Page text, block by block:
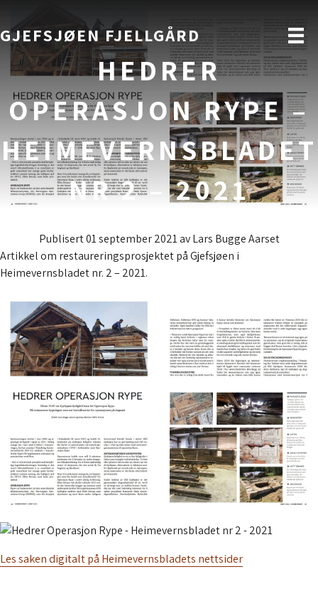
GJEFSJØEN FJELLGÅRD
HEDRER
OPERASJON RYPE –
HEIMEVERNSBLADET
NR 2 – 2021
Publisert 01 september 2021av Lars Bugge Aarset
Artikkel om restaureringsprosjektet på Gjefsjøen i
Heimevernsbladet nr. 2 – 2021.
Les saken digitalt på Heimevernsbladets nettsider